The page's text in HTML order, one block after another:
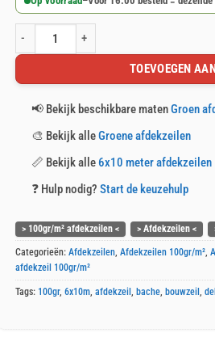
Groen afdekzeil 6x10m 100gr/m² aantal
TOEVOEGEN
📢 Bekijk beschikbare matenGroen
🎨 Bekijk alleGroene afdekzeilen
📏 Bekijk alle6x10 meter afdekzeilen
❓ Hulp nodig? Start de keuzehulp
> 100gr/m² afdekzeilen < > Afdekzeilen <
Categorieën:Afdekzeilen,Afdekzeilen 100gr/m²,
afdekzeil 100gr/m²
Tags: 100gr,6x10m,afdekzeil, bache, bouwzeil,